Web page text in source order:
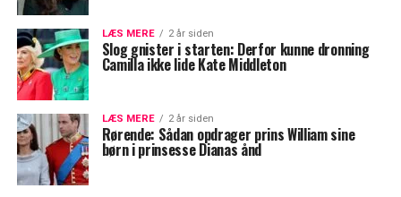
LÆS MERE 2 år siden
Slog gnister i starten: Derfor kunne dronning
Camilla ikke lide Kate Middleton
LÆS MERE 2 år siden
Rørende: Sådan opdrager prins William sine
børn i prinsesse Dianas ånd